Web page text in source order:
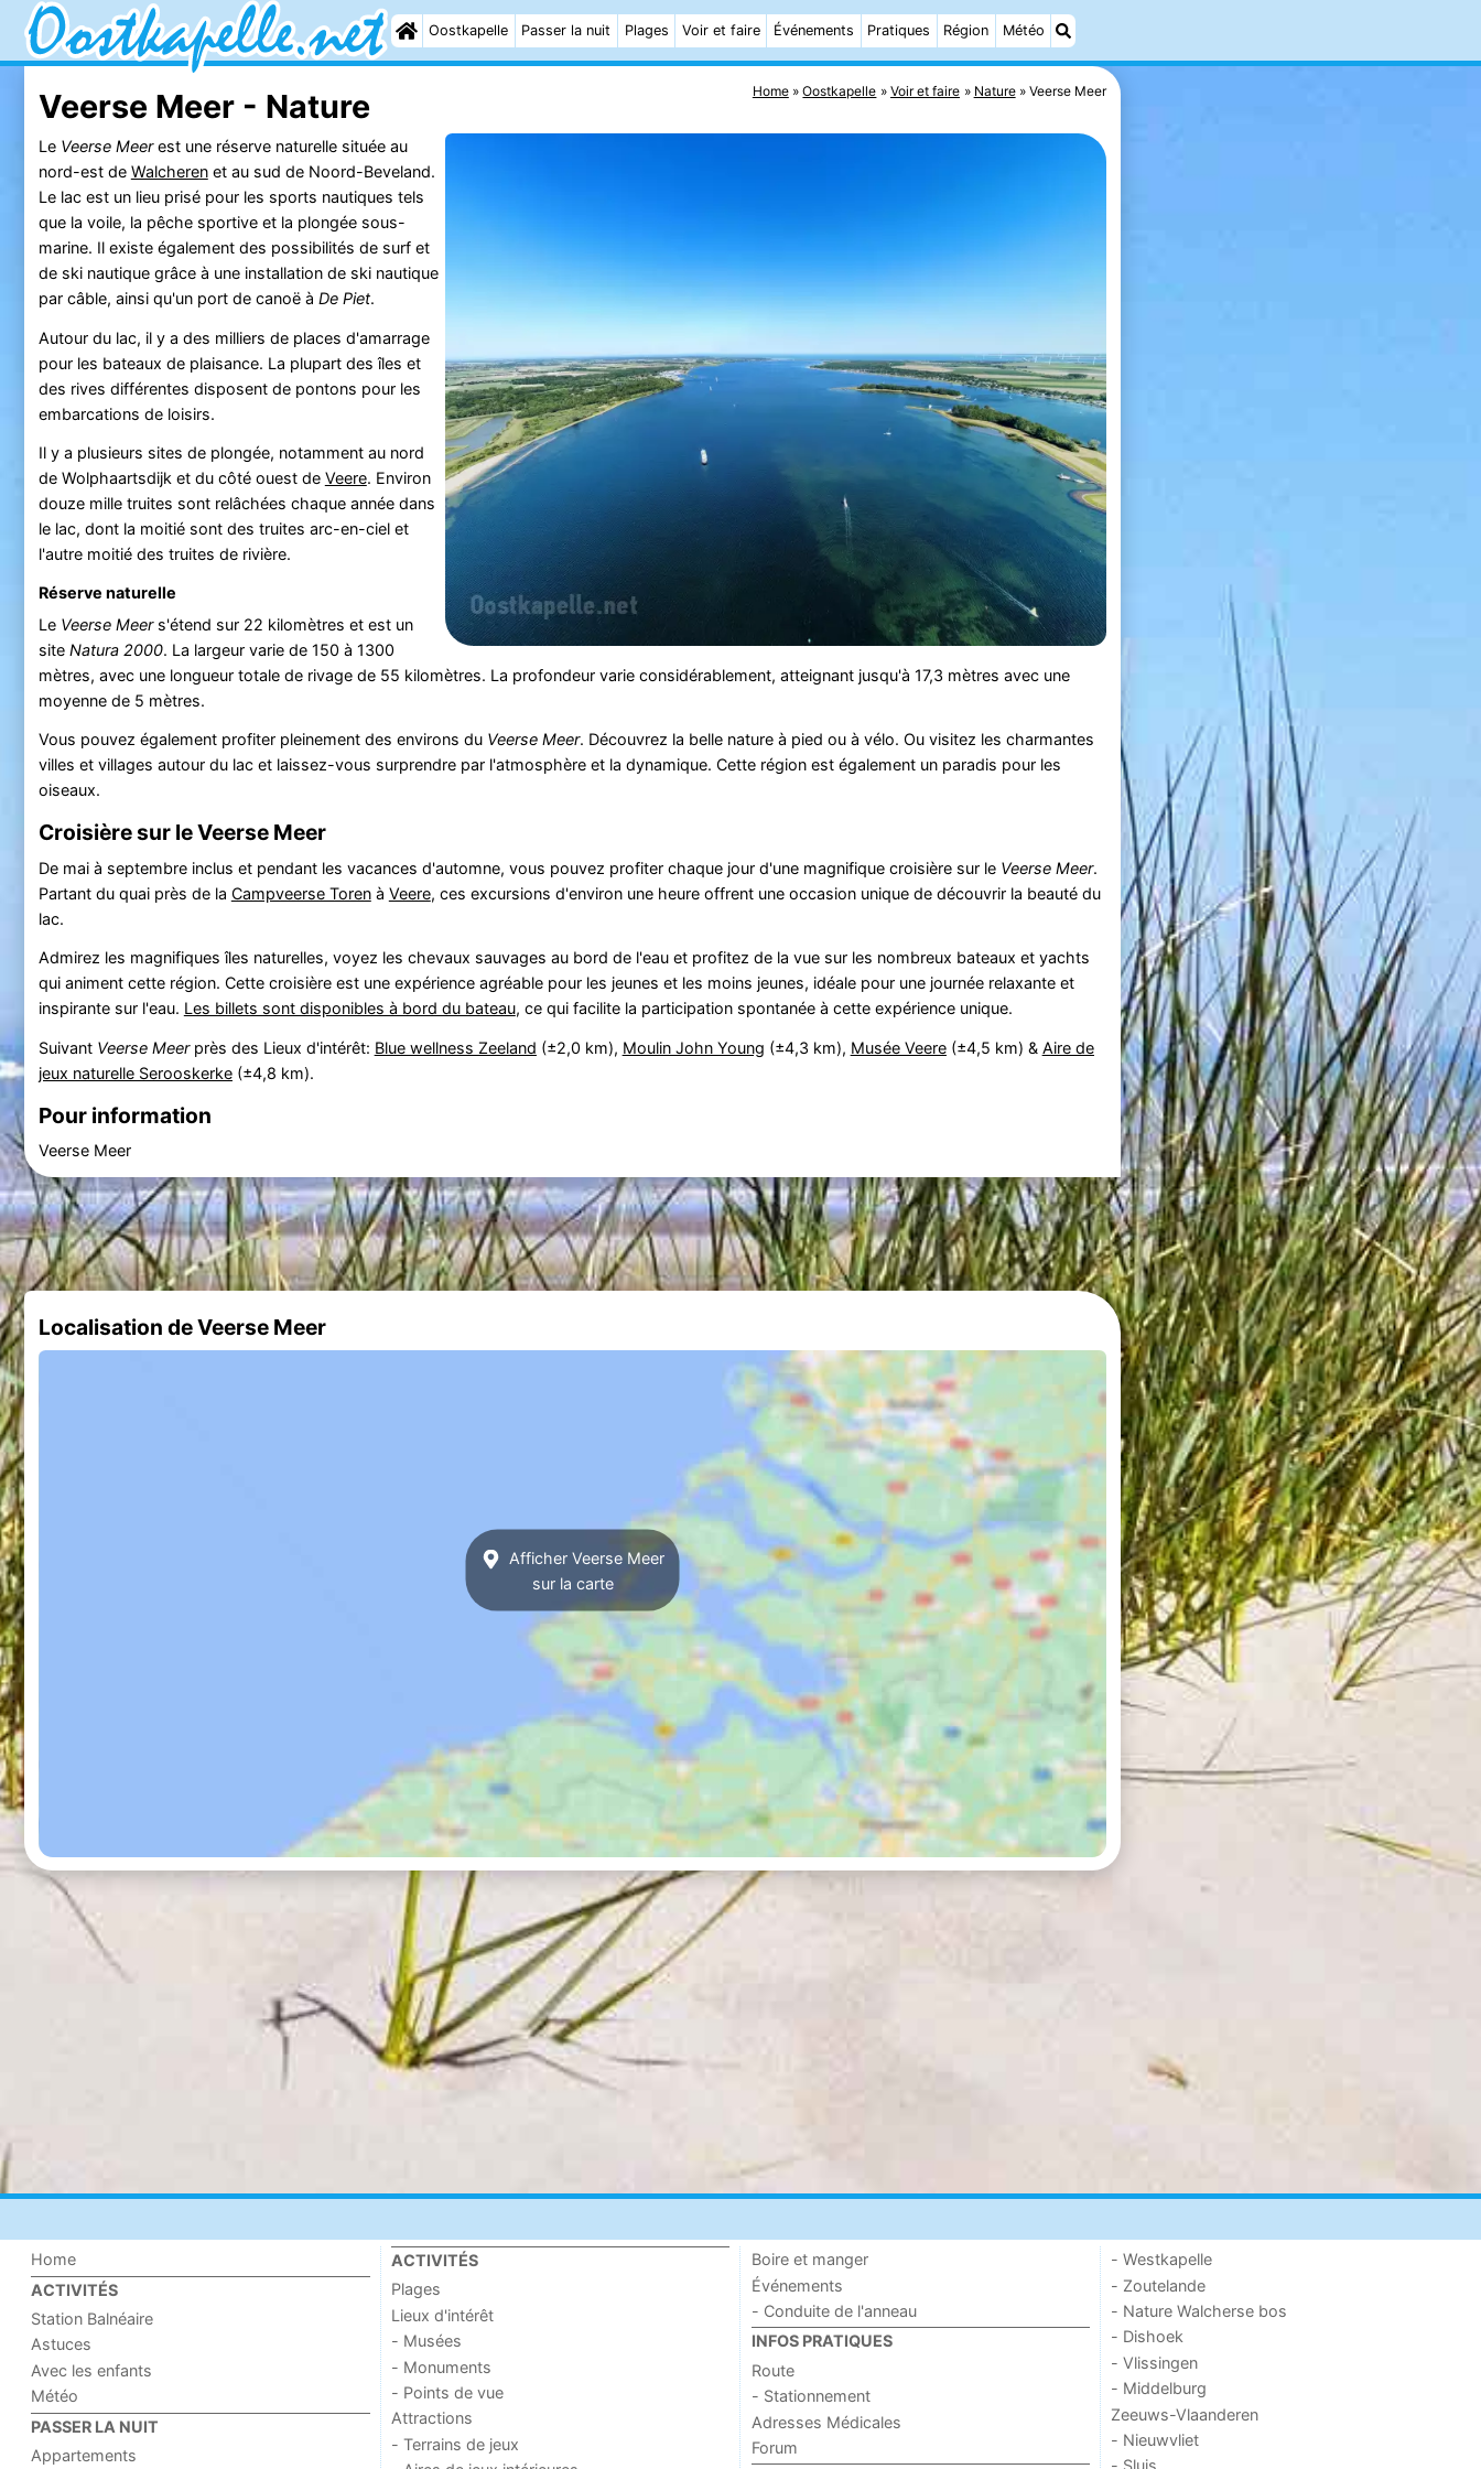
Oostkapelle Passer la nuit Plages Voir et faire Événements Pratiques Région Météo
Home Oostkapelle Voir et faire Nature Veerse Meer
Veerse Meer - Nature
Le Veerse Meerest une réserve naturelle située au
nord-est de Walcherenet au sud de Noord-Beveland.
Le lac est un lieu prisé pour les sports nautiques tels
que la voile, la pêche sportive et la plongée sous-
marine. Il existe également des possibilités de surf et
de ski nautique grâce à une installation de ski nautique
par câble, ainsi qu'un port de canoë à De Piet.
Autour du lac, il y a des milliers de places d'amarrage
pour les bateaux de plaisance. La plupart des îles et
des rives différentes disposent de pontons pour les
embarcations de loisirs.
Il y a plusieurs sites de plongée, notamment au nord
de Wolphaartsdijk et du côté ouest de Veere. Environ
douze mille truites sont relâchées chaque année dans
le lac, dont la moitié sont des truites arc-en-ciel et
l'autre moitié des truites de rivière.
Réserve naturelle
Le Veerse Meers'étend sur 22 kilomètres et est un
site Natura 2000. La largeur varie de 150 à 1300
mètres, avec une longueur totale de rivage de 55 kilomètres. La profondeur varie considérablement, atteignant jusqu'à 17,3 mètres avec une
moyenne de 5 mètres.
Vous pouvez également profiter pleinement des environs du Veerse Meer. Découvrez la belle nature à pied ou à vélo. Ou visitez les charmantes
villes et villages autour du lac et laissez-vous surprendre par l'atmosphère et la dynamique. Cette région est également un paradis pour les
oiseaux.
Croisière sur le Veerse Meer
De mai à septembre inclus et pendant les vacances d'automne, vous pouvez profiter chaque jour d'une magnifique croisière sur le Veerse Meer.
Partant du quai près de la Campveerse Torenà Veere, ces excursions d'environ une heure offrent une occasion unique de découvrir la beauté du
lac.
Admirez les magnifiques îles naturelles, voyez les chevaux sauvages au bord de l'eau et profitez de la vue sur les nombreux bateaux et yachts
qui animent cette région. Cette croisière est une expérience agréable pour les jeunes et les moins jeunes, idéale pour une journée relaxante et
inspirante sur l'eau. Les billets sont disponibles à bord du bateau, ce qui facilite la participation spontanée à cette expérience unique.
Suivant Veerse Meerprès des Lieux d'intérêt: Blue wellness Zeeland (±2,0 km), Moulin John Young (±4,3 km), Musée Veere(±4,5 km) & Aire de
jeux naturelle Serooskerke(±4,8 km).
Pour information
Veerse Meer
Localisation de Veerse Meer
Afficher Veerse Meer
sur la carte
Home
ACTIVITÉS
Station Balnéaire
Astuces
Avec les enfants
Météo
PASSER LA NUIT
Appartements
ACTIVITÉS
Plages
Lieux d'intérêt
- Musées
- Monuments
- Points de vue
Attractions
- Terrains de jeux
Boire et manger
Événements
- Conduite de l'anneau
INFOS PRATIQUES
Route
- Stationnement
Adresses Médicales
Forum
- Westkapelle
- Zoutelande
- Nature Walcherse bos
- Dishoek
- Vlissingen
- Middelburg
Zeeuws-Vlaanderen
- Nieuwvliet